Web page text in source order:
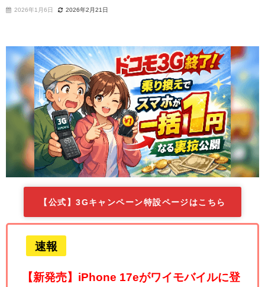
2026年1月6日 2026年2月21日
【公式】3Gキャンペーン特設ページはこちら
速報
【新発売】iPhone 17eがワイモバイルに登